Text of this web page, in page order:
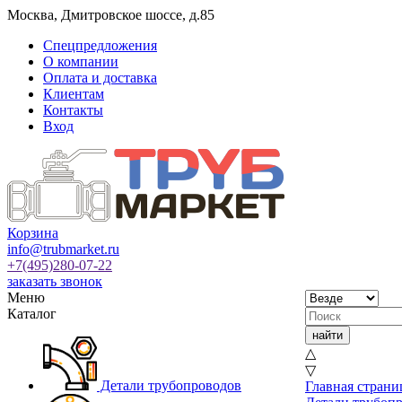
Москва, Дмитровское шоссе, д.85
Спецпредложения
О компании
Оплата и доставка
Клиентам
Контакты
Вход
Корзина
info@trubmarket.ru
+7(495)280-07-22
заказать звонок
Меню
Каталог
Детали трубопроводов
△
▽
Главная